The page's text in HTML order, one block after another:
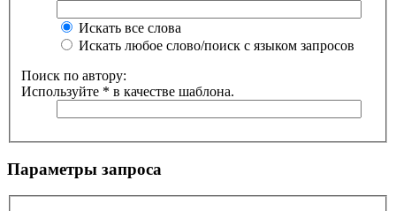
Искать все слова
Искать любое слово/поиск с языком запросов
Поиск по автору:
Используйте * в качестве шаблона.
Параметры запроса